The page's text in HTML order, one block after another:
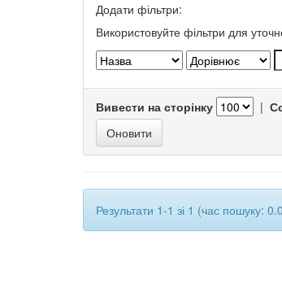
Додати фільтри:
Використовуйте фільтри для
Вивести на сторінку |
Результати 1-1 зі 1 (час пошуку: